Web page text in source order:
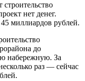
нет денег.
миллиардов рублей.
до
набережную. За
раз — сейчас